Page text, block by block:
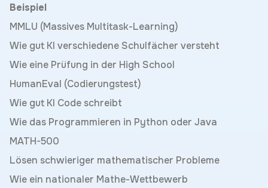
Beispiel
MMLU (Massives Multitask-Learning)
Wie gut KI verschiedene Schulfächer versteht
Wie eine Prüfung in der High School
HumanEval (Codierungstest)
Wie gut KI Code schreibt
Wie das Programmieren in Python oder Java
MATH-500
Lösen schwieriger mathematischer Probleme
Wie ein nationaler Mathe-Wettbewerb